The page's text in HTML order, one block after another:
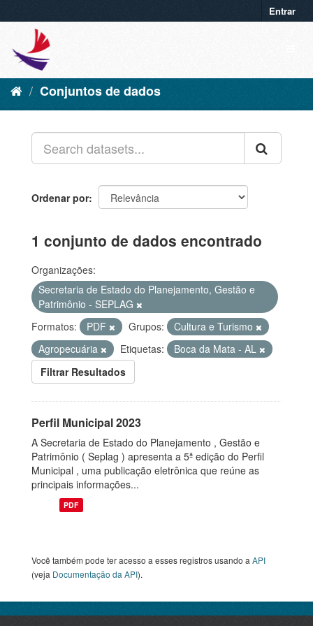
Entrar
Conjuntos de dados
Ordenar por
1 conjunto de dados encontrado
Organizações:
Secretaria de Estado do Planejamento, Gestão e
Patrimônio - SEPLAG
Formatos:
PDF Grupos:
Cultura e Turismo
Agropecuária
Etiquetas:
Boca da Mata - AL
Filtrar Resultados
Perfil Municipal 2023
A Secretaria de Estado do Planejamento , Gestão e
Patrimônio ( Seplag ) apresenta a 5ª edição do Perfil
Municipal , uma publicação eletrônica que reúne as
principais informações...
PDF
Você também pode ter acesso a esses registros usando a API
(veja Documentação da API).